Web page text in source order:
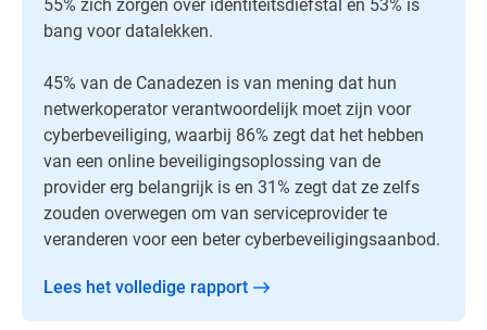
bang voor datalekken.
45% van de Canadezen is van mening dat hun
netwerkoperator verantwoordelijk moet zijn voor
cyberbeveiliging, waarbij 86% zegt dat het hebben
van een online beveiligingsoplossing van de
provider erg belangrijk is en 31% zegt dat ze zelfs
zouden overwegen om van serviceprovider te
veranderen voor een beter cyberbeveiligingsaanbod.
Lees het volledige rapport